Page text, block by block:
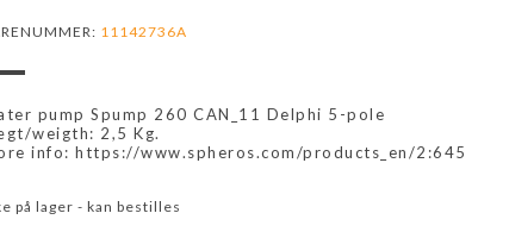
11142736A
pump Spump 260 CAN_11 Delphi 5-pole
weigth: 2,5 Kg.
info: https://www.spheros.com/products_en/2:645
på lager - kan bestilles